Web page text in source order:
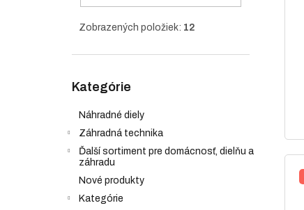
Zobrazených položiek: 12
kategórie
Kategórie
Náhradné diely
Záhradná technika
Ďalší sortiment pre domácnosť, dielňu a
záhradu
Nové produkty
Kategórie